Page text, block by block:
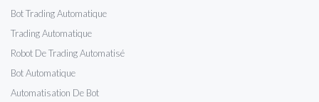
Bot Trading Automatique
Trading Automatique
Robot De Trading Automatisé
Bot Automatique
Automatisation De Bot